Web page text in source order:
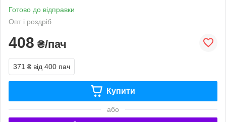
Готово до відправки
Опт і роздріб
408 ₴/пач
371 ₴ від 400 пач
Купити
або